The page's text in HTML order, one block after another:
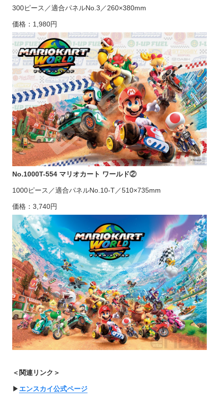
300ピース／適合パネルNo.3／260×380mm
価格：1,980円
No.1000T-554 マリオカート ワールド②
1000ピース／適合パネルNo.10-T／510×735mm
価格：3,740円
＜関連リンク＞
▶︎ エンスカイ公式ページ